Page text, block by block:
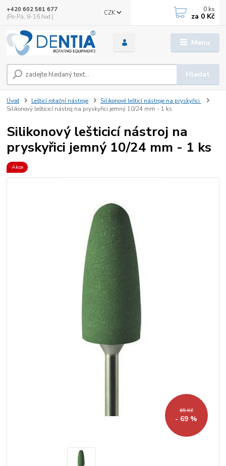
Menu
CZK
Hledat
+420 602 561 677
(Po-Pá, 8-16 hod.)
0 ks
za 0 Kč
Úvod Lešticí rotační nástroje
Silikonové lešticí nástroje na pryskyřici
Silikonový lešticicí nástroj na pryskyřici jemný 10/24 mm - 1 ks
Silikonový lešticicí nástroj na
pryskyřici jemný 10/24 mm - 1 ks
Akce
65 Kč
- 69 %